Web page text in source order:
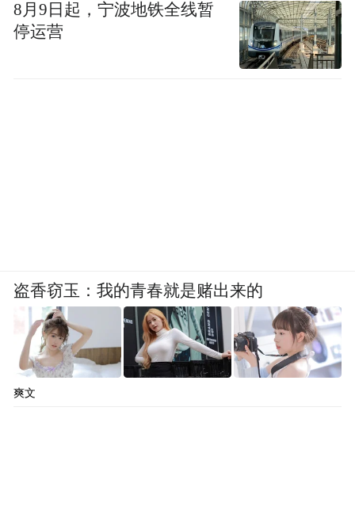
8月9日起，宁波地铁全线暂
停运营
盗香窃玉：我的青春就是赌出来的
爽文